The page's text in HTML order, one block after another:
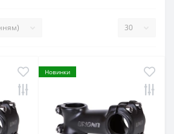
Новинки